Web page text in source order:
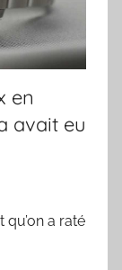
en
avait eu
qu’on a raté